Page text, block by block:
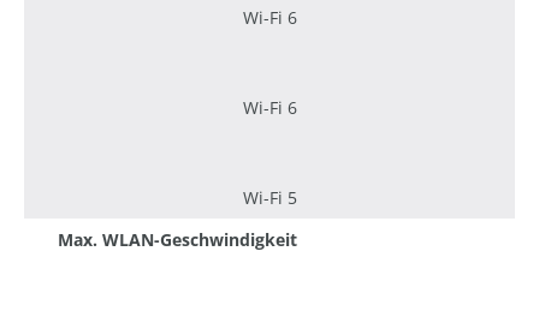
Wi-Fi 6
Wi-Fi 6
Wi-Fi 5
Max. WLAN-Geschwindigkeit